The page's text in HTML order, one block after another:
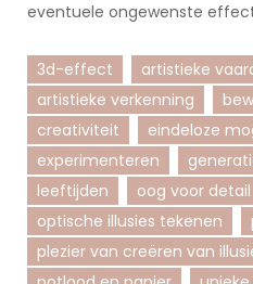
eventuele ongewenste
3d-effect
artistieke
artistieke verkenning
creativiteit
eindeloze
experimenteren
leeftijden
oog voor detail
optische illusies tekenen
plezier van creëren van